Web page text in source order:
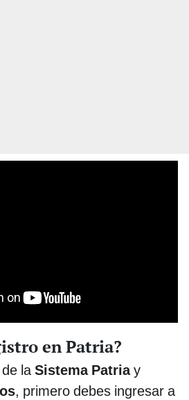
en Patria?
la Sistema Patriay
, primero debes ingresar a